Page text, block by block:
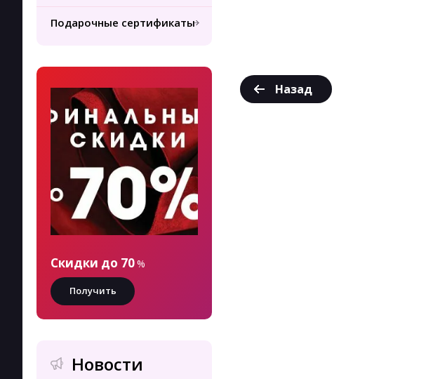
Подарочные сертификаты
Скидки до 70%
Получить
Новости
Назад